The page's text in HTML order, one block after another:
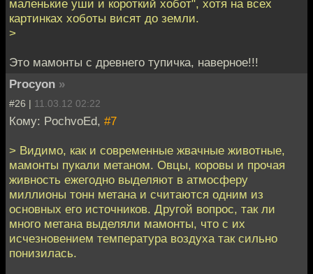
маленькие уши и короткий хобот", хотя на всех
картинках хоботы висят до земли.
>
Это мамонты с древнего тупичка, наверное!!!
Procyon »
#26 | 11.03.12 02:22
Кому: PochvoEd, #7
> Видимо, как и современные жвачные животные,
мамонты пукали метаном. Овцы, коровы и прочая
живность ежегодно выделяют в атмосферу
миллионы тонн метана и считаются одним из
основных его источников. Другой вопрос, так ли
много метана выделяли мамонты, что с их
исчезновением температура воздуха так сильно
понизилась.